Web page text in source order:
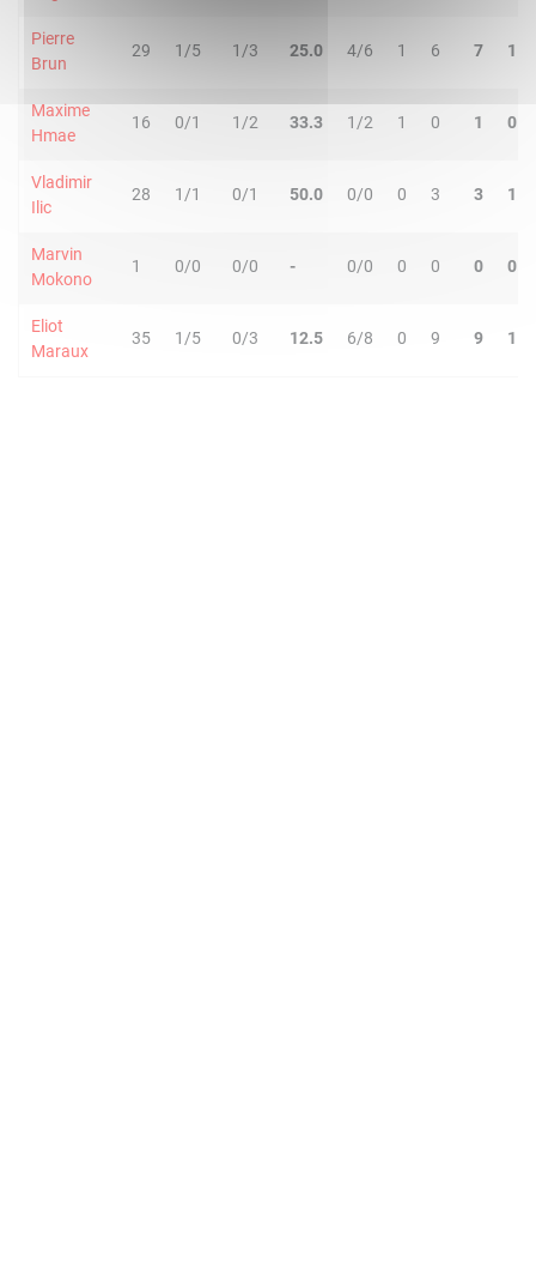
Pierre
Brun
29 1/5 1/3 25.0 4/6 1 6 7 1
Maxime
Hmae
16 0/1 1/2 33.3 1/2 1 0 1 0
Vladimir
Ilic
28 1/1 0/1 50.0 0/0 0 3 3 1
Marvin
Mokono
1 0/0 0/0 - 0/0 0 0 0 0
Eliot
Maraux
35 1/5 0/3 12.5 6/8 0 9 9 1